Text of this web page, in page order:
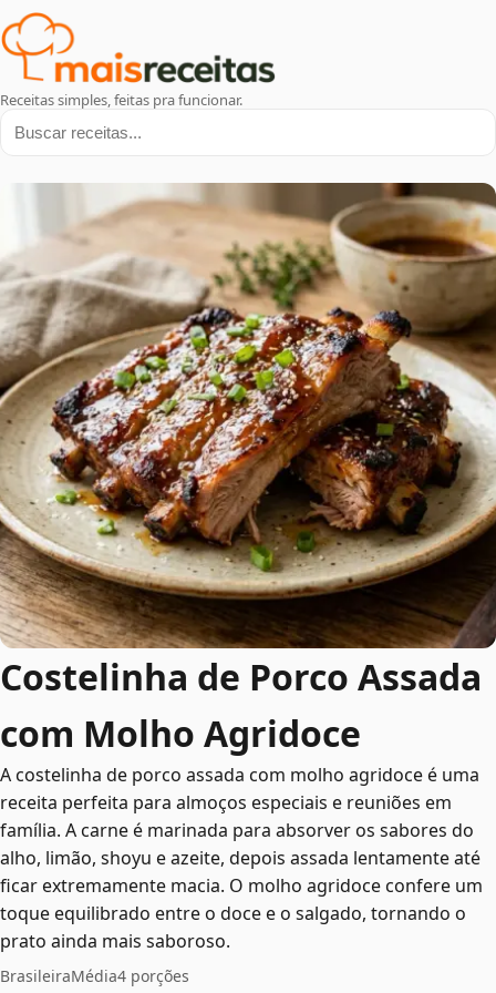
Receitas simples, feitas pra funcionar.
Buscar receitas
Costelinha de Porco Assada
com Molho Agridoce
A costelinha de porco assada com molho agridoce é uma
receita perfeita para almoços especiais e reuniões em
família. A carne é marinada para absorver os sabores do
alho, limão, shoyu e azeite, depois assada lentamente até
ficar extremamente macia. O molho agridoce confere um
toque equilibrado entre o doce e o salgado, tornando o
prato ainda mais saboroso.
BrasileiraMédia4 porções